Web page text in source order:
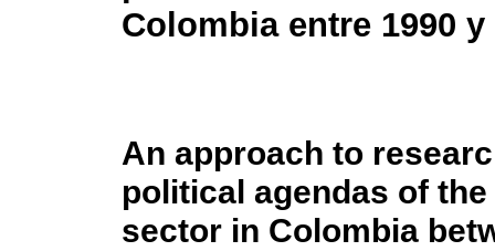
Colombia entre 1990 y
An approach to
political agendas of
sector in Colombia